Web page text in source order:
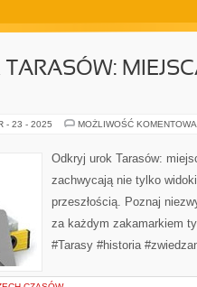
- 23 - 2025 MOŻLIWOŚĆ
Odkryj urok Tarasów:
zachwycają nie tylko
przeszłością. Poznaj
za każdym zakamarkiem
#Tarasy #historia